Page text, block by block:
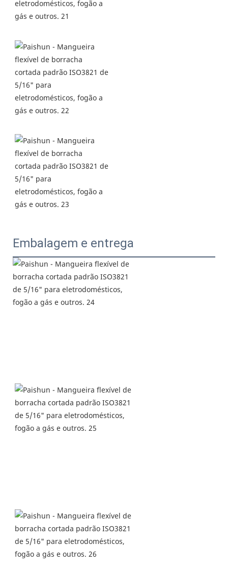
Embalagem e entrega